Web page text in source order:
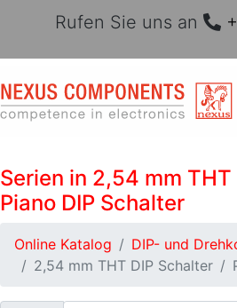
Rufen Sie uns an
Serien in 2,54 mm
Piano DIP Schalter
Online Katalog
DIP- und
2,54 mm THT DIP Schalter